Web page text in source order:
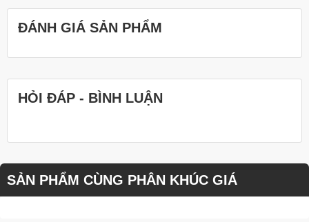
ĐÁNH GIÁ SẢN PHẨM
HỎI ĐÁP - BÌNH LUẬN
SẢN PHẨM CÙNG PHÂN KHÚC GIÁ